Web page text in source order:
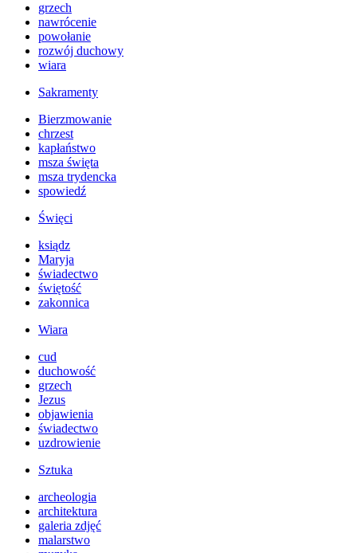
grzech
nawrócenie
powołanie
rozwój duchowy
wiara
Sakramenty
Bierzmowanie
chrzest
kapłaństwo
msza święta
msza trydencka
spowiedź
Święci
ksiądz
Maryja
świadectwo
świętość
zakonnica
Wiara
cud
duchowość
grzech
Jezus
objawienia
świadectwo
uzdrowienie
Sztuka
archeologia
architektura
galeria zdjęć
malarstwo